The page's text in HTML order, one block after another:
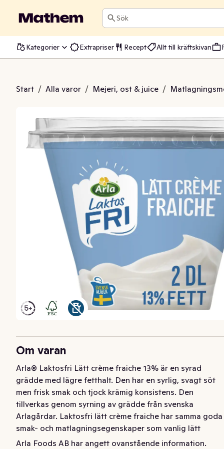
Sök
Kategorier Extrapriser Recept Allt till kräftskivan
Start / Alla varor / Mejeri, ost & juice /
Lätt Laktosfri 13%
Om varan
Arla® Laktosfri Lätt crème fraiche 13% är en syrad
grädde med lägre fetthalt. Den har en syrlig, svagt söt
men frisk smak och tjock krämig konsistens. Den
tillverkas genom syrning av grädde från svenska
Arlagårdar. Laktosfri lätt crème fraiche har samma goda
smak- och matlagningsegenskaper som vanlig lätt
crème fraiche. Produkten är kokbar och ger en len och
Arla Foods AB har angett ovanstående information.